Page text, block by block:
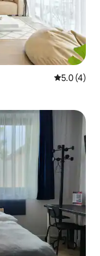
औसत रेटिंग 5
5.0 (4)